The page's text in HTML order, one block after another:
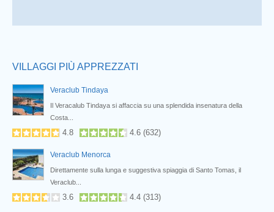
VILLAGGI PIÙ APPREZZATI
Veraclub Tindaya
Il Veracalub Tindaya si affaccia su una splendida insenatura della
Costa...
4.8 4.6 (632)
Veraclub Menorca
Direttamente sulla lunga e suggestiva spiaggia di Santo Tomas, il
Veraclub...
3.6 4.4 (313)